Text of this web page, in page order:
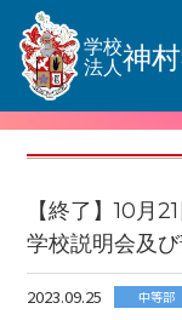
学校
法人神
【終了】10
学校説明会及
2023.09.25 中等部